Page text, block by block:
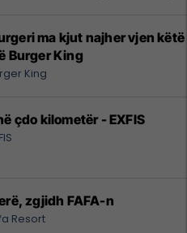
ma kjut najher vjen këtë
Burger King
King
çdo kilometër - EXFIS
zgjidh FAFA-n
Resort